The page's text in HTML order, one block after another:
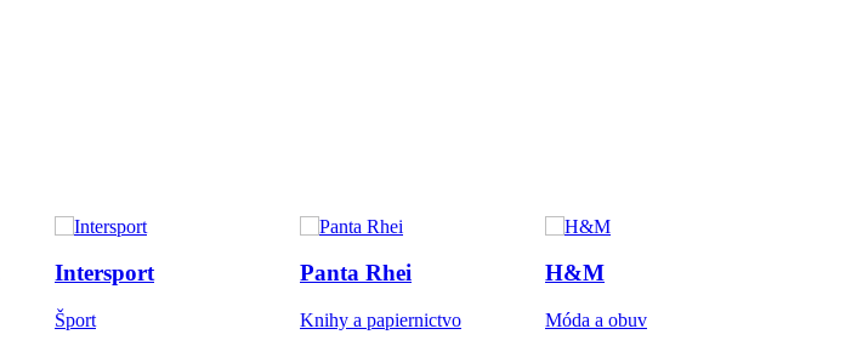
Intersport
Šport
Panta Rhei
Knihy a papiernictvo
H&M
Móda a obuv